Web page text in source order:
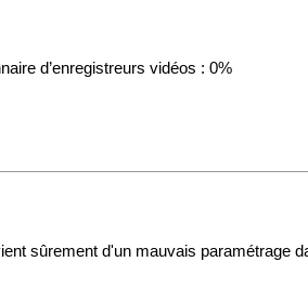
d’enregistreurs vidéos : 0%
sûrement d'un mauvais paramétrage